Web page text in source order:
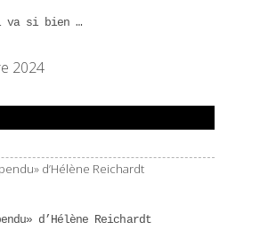
va si bien …
2024
d’Hélène Reichardt